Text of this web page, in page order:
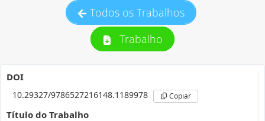
Todos os Trabalhos
Trabalho
DOI
10.29327/9786527216148.1189978 Copiar
Título do Trabalho